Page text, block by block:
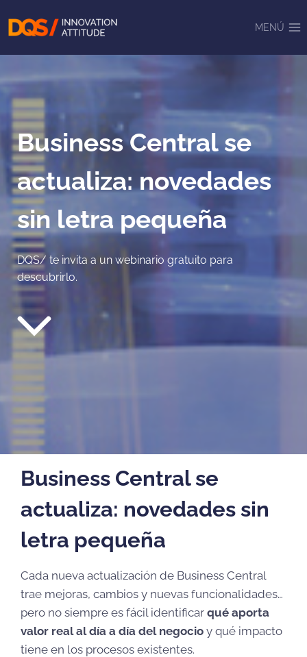
MENÚ
Business Central se
actualiza: novedades
sin letra pequeña
DQS/ te invita a un webinario gratuito para
descubrirlo.
Business Central se
actualiza: novedades sin
letra pequeña
Cada nueva actualización de Business Central
trae mejoras, cambios y nuevas funcionalidades…
pero no siempre es fácil identificar qué aporta
valor real al día a día del negocio y qué impacto
tiene en los procesos existentes.